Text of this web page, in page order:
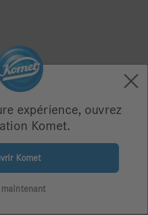
expérience, ouvrez
Komet.
Komet
maintenant